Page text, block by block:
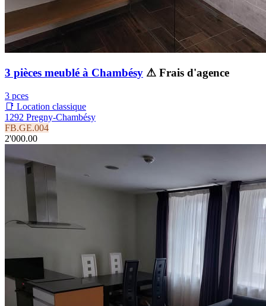
3 pièces meublé à Chambésy ⚠ Frais d'agence
3 pces
📑 Location classique
1292 Pregny-Chambésy
FB.GE.004
2'000.00